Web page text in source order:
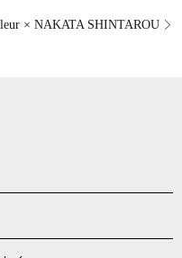
× NAKATA SHINTAROU